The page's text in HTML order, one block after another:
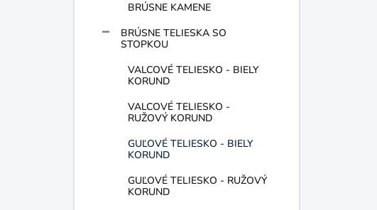
BRÚSNE KAMENE
BRÚSNE TELIESKA SO
STOPKOU
VALCOVÉ TELIESKO - BIELY
KORUND
VALCOVÉ TELIESKO -
RUŽOVÝ KORUND
GUĽOVÉ TELIESKO - BIELY
KORUND
GUĽOVÉ TELIESKO - RUŽOVÝ
KORUND